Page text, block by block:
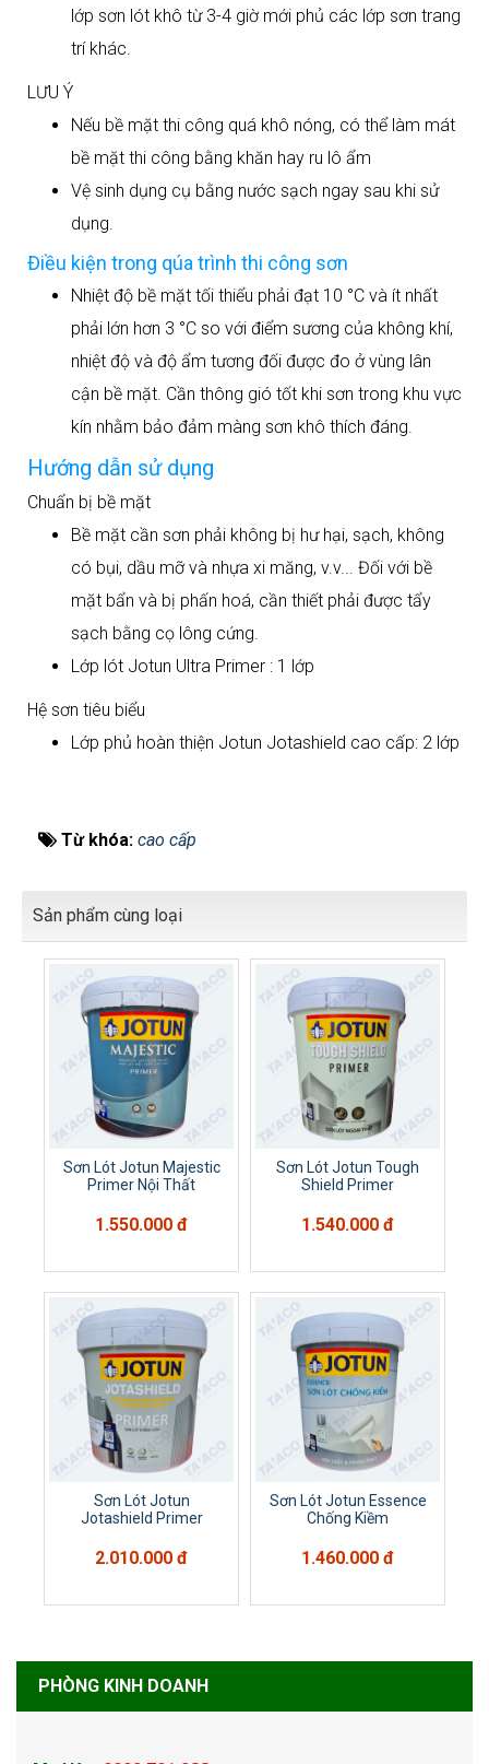
lớp sơn lót khô từ 3-4 giờ mới phủ các lớp sơn trang
trí khác.
LƯU Ý
Nếu bề mặt thi công quá khô nóng, có thể làm mát
bề mặt thi công bằng khăn hay ru lô ẩm
Vệ sinh dụng cụ bằng nước sạch ngay sau khi sử
dụng.
Điều kiện trong qúa trình thi công sơn
Nhiệt độ bề mặt tối thiểu phải đạt 10 °C và ít nhất
phải lớn hơn 3 °C so với điểm sương của không khí,
nhiệt độ và độ ẩm tương đối được đo ở vùng lân
cận bề mặt. Cần thông gió tốt khi sơn trong khu vực
kín nhằm bảo đảm màng sơn khô thích đáng.
Hướng dẫn sử dụng
Chuẩn bị bề mặt
Bề mặt cần sơn phải không bị hư hại, sạch, không
có bụi, dầu mỡ và nhựa xi măng, v.v... Đối với bề
mặt bẩn và bị phấn hoá, cần thiết phải được tẩy
sạch bằng cọ lông cứng.
Lớp lót Jotun Ultra Primer : 1 lớp
Hệ sơn tiêu biểu
Lớp phủ hoàn thiện Jotun Jotashield cao cấp: 2 lớp
Từ khóa: cao cấp
Sản phẩm cùng loại
Sơn Lót Jotun Majestic
Primer Nội Thất
1.550.000 đ
Sơn Lót Jotun Tough
Shield Primer
1.540.000 đ
Sơn Lót Jotun
Jotashield Primer
2.010.000 đ
Sơn Lót Jotun Essence
Chống Kiềm
1.460.000 đ
PHÒNG KINH DOANH